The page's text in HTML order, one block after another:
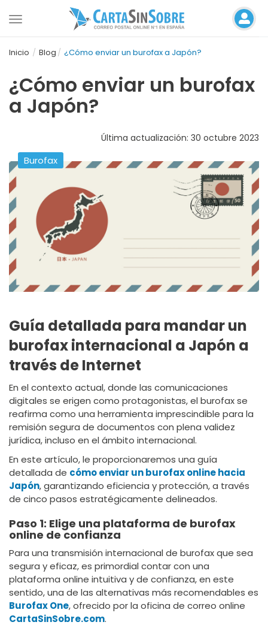
Toggle
Inicio Blog ¿Cómo enviar un burofax a Japón?
¿Cómo enviar un burofax
a Japón?
Última actualización: 30 octubre 2023
Burofax
Guía detallada para mandar un
burofax internacional a Japón a
través de Internet
En el contexto actual, donde las comunicaciones
digitales se erigen como protagonistas, el burofax se
reafirma como una herramienta imprescindible para la
remisión segura de documentos con plena validez
jurídica, incluso en el ámbito internacional.
En este artículo, le proporcionaremos una guía
detallada de cómo enviar un burofax online hacia
Japón, garantizando eficiencia y protección, a través
de cinco pasos estratégicamente delineados.
Paso 1: Elige una plataforma de burofax
online de confianza
Para una transmisión internacional de burofax que sea
segura y eficaz, es primordial contar con una
plataforma online intuitiva y de confianza, en este
sentido, una de las alternativas más recomendables es
Burofax One, ofrecido por la oficina de correo online
CartaSinSobre.com.